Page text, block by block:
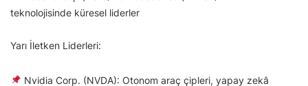
teknolojisinde küresel liderler
Yarı İletken Liderleri:
Nvidia Corp. (NVDA): Otonom araç çipleri, yapay zekâ